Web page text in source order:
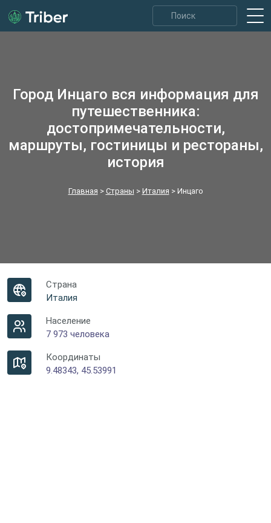
Город Инцаго вся информация для
путешественника:
достопримечательности,
маршруты, гостиницы и рестораны,
история
Главная > Страны > Италия > Инцаго
Страна
Италия
Население
7 973 человека
Координаты
9.48343, 45.53991